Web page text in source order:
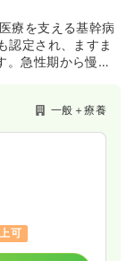
を見る
療を支える基幹病
認定され、ますま
。急性期から慢性
一般＋療養
可